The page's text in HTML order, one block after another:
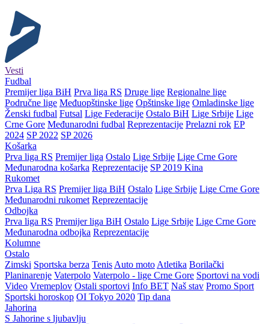
Vesti
Fudbal
Premijer liga BiH Prva liga RS Druge lige Regionalne lige
Područne lige Međuopštinske lige Opštinske lige Omladinske lige
Ženski fudbal Futsal Lige Federacije Ostalo BiH Lige Srbije Lige
Crne Gore Međunarodni fudbal Reprezentacije Prelazni rok EP
2024 SP 2022 SP 2026
Košarka
Prva liga RS Premijer liga Ostalo Lige Srbije Lige Crne Gore
Međunarodna košarka Reprezentacije SP 2019 Kina
Rukomet
Prva Liga RS Premijer liga BiH Ostalo Lige Srbije Lige Crne Gore
Međunarodni rukomet Reprezentacije
Odbojka
Prva liga RS Premijer liga BiH Ostalo Lige Srbije Lige Crne Gore
Međunarodna odbojka Reprezentacije
Kolumne
Ostalo
Zimski Sportska berza Tenis Auto moto Atletika Borilački
Planinarenje Vaterpolo Vaterpolo - lige Crne Gore Sportovi na vodi
Video Vremeplov Ostali sportovi Info BET Naš stav Promo Sport
Sportski horoskop OI Tokyo 2020 Tip dana
Jahorina
S Jahorine s ljubavlju